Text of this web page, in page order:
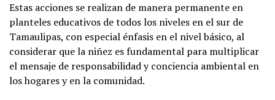
Estas acciones se realizan de manera permanente en
planteles educativos de todos los niveles en el sur de
Tamaulipas, con especial énfasis en el nivel básico, al
considerar que la niñez es fundamental para multiplicar
el mensaje de responsabilidad y conciencia ambiental en
los hogares y en la comunidad.